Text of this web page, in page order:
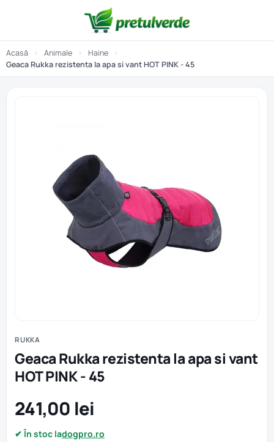
Acasă › Animale › Haine
›
Geaca Rukka rezistenta la apa si vant HOT PINK - 45
RUKKA
Geaca Rukka rezistenta la apa si vant
HOT PINK - 45
241,00 lei
✔ În stoc ladogpro.ro